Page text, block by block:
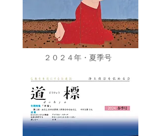
２０２４年・夏季号